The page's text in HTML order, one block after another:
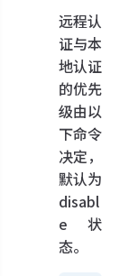
远程认
证与本
地认证
的优先
级由以
下命令
决定，
默认为
disabl
e 状
态。